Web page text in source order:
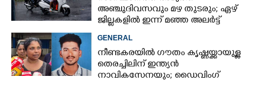
അ‌ഞ്ചുദിവസവും മഴ തുടരും; ഏഴ്
ജില്ലകളിൽ ഇന്ന് മഞ്ഞ അലർട്ട്
GENERAL
നീണ്ടകരയിൽ ഗൗതം കൃഷ്ണയ്ക്കായുള്ള
തെരച്ചിലിന് ഇന്ത്യൻ
നാവികസേനയും; ഡൈവിംഗ്